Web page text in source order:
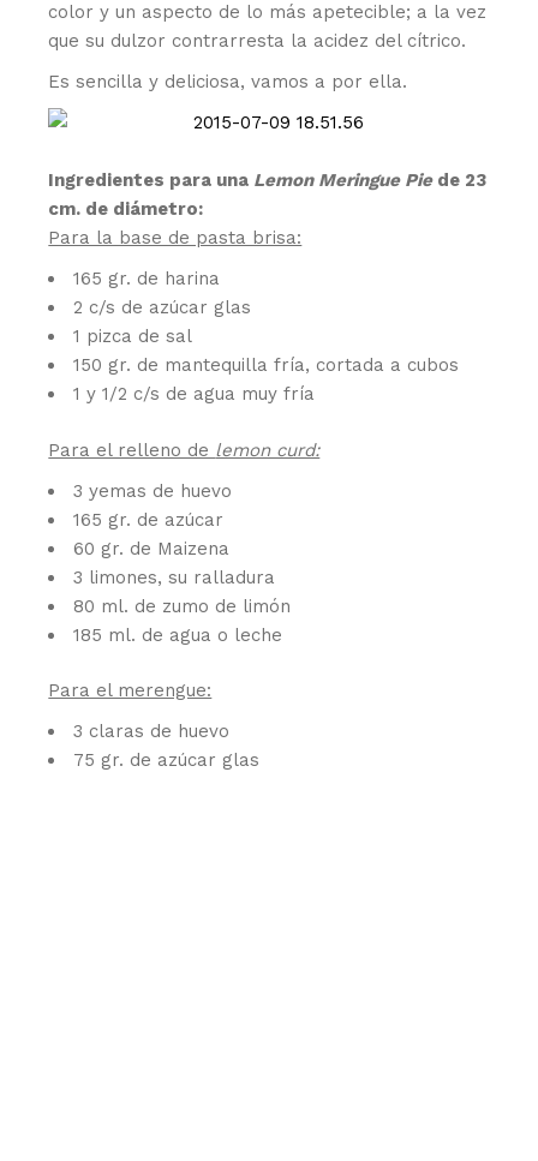
color y un aspecto de lo más apetecible; a la vez
que su dulzor contrarresta la acidez del cítrico.
Es sencilla y deliciosa, vamos a por ella.
Ingredientes para una Lemon Meringue Piede 23
cm. de diámetro:
Para la base de pasta brisa:
165 gr. de harina
2 c/s de azúcar glas
1 pizca de sal
150 gr. de mantequilla fría, cortada a cubos
1 y 1/2 c/s de agua muy fría
Para el relleno de lemon curd:
3 yemas de huevo
165 gr. de azúcar
60 gr. de Maizena
3 limones, su ralladura
80 ml. de zumo de limón
185 ml. de agua o leche
Para el merengue:
3 claras de huevo
75 gr. de azúcar glas